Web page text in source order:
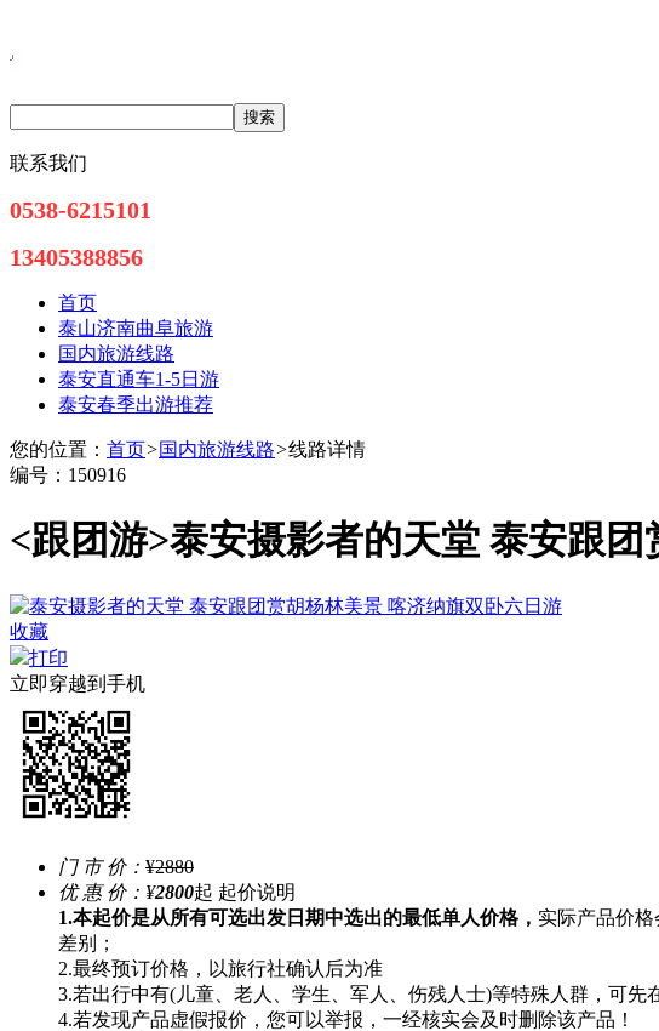
联系我们
0538-6215101
13405388856
首页
泰山济南曲阜旅游
国内旅游线路
泰安直通车1-5日游
泰安春季出游推荐
您的位置： 首页>国内旅游线路>线路详情
编号：150916
<跟团游>泰安摄影者的天堂 泰安跟
收藏
打印
立即穿越到手机
门 市 价： ¥2880
优 惠 价： ¥2800起 起价说明
1.本起价是从所有可选出发日期中选出的最低单人价格， 实际产品价
差别；
2.最终预订价格，以旅行社确认后为准
3.若出行中有(儿童、老人、学生、军人、伤残人士)等特殊人群，可先
4.若发现产品虚假报价，您可以举报，一经核实会及时删除该产品！